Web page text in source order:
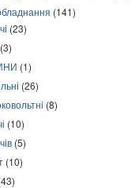
(141)
(23)
(3)
(1)
(26)
(8)
(10)
(5)
(10)